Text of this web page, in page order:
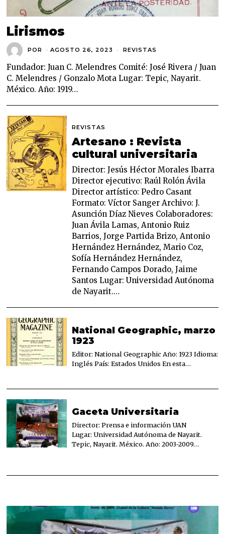
Lirismos
POR AGOSTO 26, 2023
A
O
T
3
REVISTAS
Fundador: Juan C. Melendres Comité: José Rivera / Juan
C. Melendres / Gonzalo Mota Lugar: Tepic, Nayarit.
México. Año: 1919…
REVISTAS
Artesano : Revista
cultural universitaria
Director: Jesús Héctor Morales Ibarra
Director ejecutivo: Raúl Rolón Ávila
Director artístico: Pedro Casant
Formato: Víctor Sanger Archivo: J.
Asunción Díaz Nieves Colaboradores:
Juan Ávila Lamas, Antonio Ruiz
Barrios, Jorge Partida Brizo, Antonio
Hernández Hernández, Mario Coz,
Sofía Hernández Hernández,
Fernando Campos Dorado, Jaime
Santos Lugar: Universidad Autónoma
de Nayarit.…
National Geographic, marzo
1923
Editor: National Geographic Año: 1923 Idioma:
Inglés País: Estados Unidos En esta…
Gaceta Universitaria
Director: Prensa e información UAN
Lugar: Universidad Autónoma de Nayarit.
Tepic, Nayarit. México. Año: 2003-2009…